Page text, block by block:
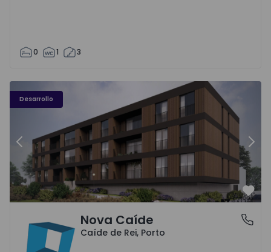
0 1 3
Desarrollo
Nova Caíde - 1
Anterior
Caíde de Rei, PortoNova Caíde
Caíde de Rei, Porto